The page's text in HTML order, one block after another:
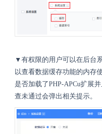
▼有权限的用户可以在后台
以查看数据缓存功能的内存
是否加载了PHP-APCu扩展
查未通过会弹出相关提示。